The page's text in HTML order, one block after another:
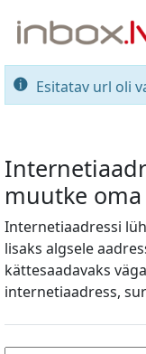
Esitatav url oli
muutke
Internetiaadressi
lisaks algsele
kättesaadavaks
internetiaadress,